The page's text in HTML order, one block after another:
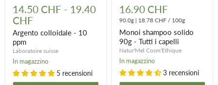
colloidale
10
ppm
14.50 CHF - 19.40
CHF
Argento colloidale - 10
ppm
Laboratoire suisse
In magazzino
5 recensioni
shampoo
solido
90g
Tutti
capelli
16.90 CHF
90.0g | 18.78 CHF / 100g
Monoi shampoo solido
90g - Tutti i capelli
Natur'Mel Cosm'Ethique
In magazzino
3 recensioni